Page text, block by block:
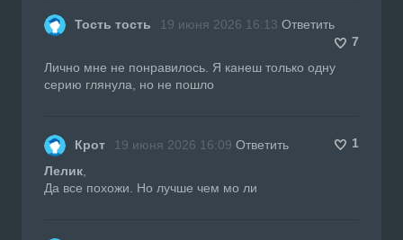
Тость тость 19 июня 2026 16:13 Ответить
7
Лично мне не понравилось. Я канеш только одну
серию глянула, но не пошло
Крот 19 июня 2026 16:09 Ответить
1
Лелик
Да все похожи. Но лучше чем мо ли